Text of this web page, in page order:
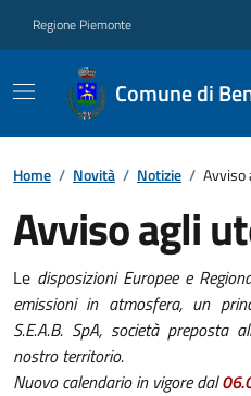
Regione Piemonte
Comune di
Home / Novità / Notizie / Avviso
Avviso agli
Le disposizioni Europee e
emissioni in atmosfera, un
S.E.A.B. SpA, società preposta
nostro territorio.
Nuovo calendario in vigore dal